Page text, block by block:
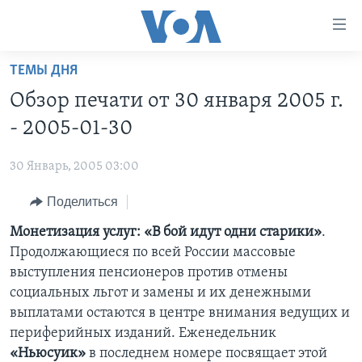
Перейти
основной
контент
навигации
Перейти
поиск
ГЛАВНОЕ
ПРОГРАММЫ
НОВОСТИ ЗА МИНУТУ
ИТОГИ
ПОЧЕМУ ЭТО ВАЖНО?
ДИСКУССИЯ VOA
ДЕТАЛИ
НЬЮ-ЙОРК NEW YORK
АМЕРИКА. БОЛЬШОЕ ПУТЕШЕСТВИЕ
УЧИМ АНГЛИЙСКИЙ
НАША АМЕРИКАНСКАЯ ИСТОРИЯ
А КАК В АМЕРИКЕ?
АРТЕФАКТЫ
АМЕРИКАНСКИЕ ГОРОДКИ
ТЕСТЫ
ЭКСПЕРТИЗА
ИНТЕРВЬЮ
ФАКТЫ ПРОТИВ ФЕЙКОВ
ЗА СВОБОДУ ПРЕССЫ
УЧИМ АНГЛИЙСКИЙ
ВИДЕО
ПОДПИСКА НА НОВОСТИ
ТЕМЫ ДНЯ
Обзор печати от 30 января 2005 г.
- 2005-01-30
30 Январь, 2005 03:00
Поделиться
Монетизация услуг: «В бой идут одни старики».
Продолжающиеся по всей России массовые
выступления пенсионеров против отмены
социальных льгот и замены и их денежными
выплатами остаются в центре внимания ведущих и
периферийных изданий. Еженедельник
«Ньюсуик» в последнем номере посвящает этой